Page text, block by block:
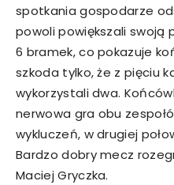
spotkania gospodarze
powoli powiększali swoją
6 bramek, co pokazuje
szkoda tylko, że z pięciu
wykorzystali dwa.
nerwowa gra obu
wykluczeń, w drugiej
Bardzo dobry mecz
Maciej Gryczka.